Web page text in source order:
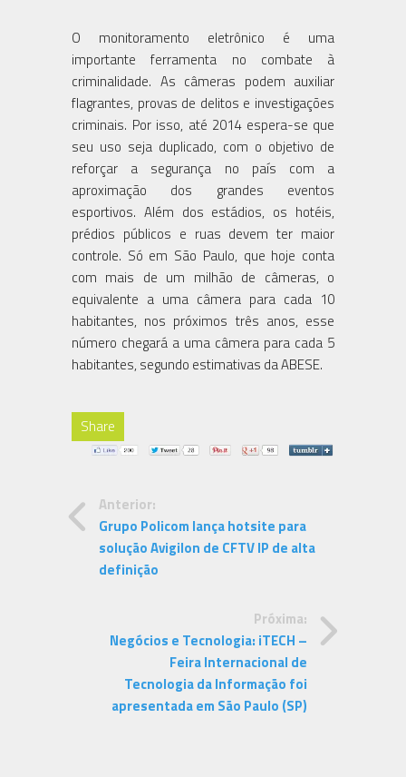
O monitoramento eletrônico é uma
importante ferramenta no combate à
criminalidade. As câmeras podem auxiliar
flagrantes, provas de delitos e investigações
criminais. Por isso, até 2014 espera-se que
seu uso seja duplicado, com o objetivo de
reforçar a segurança no país com a
aproximação dos grandes eventos
esportivos. Além dos estádios, os hotéis,
prédios públicos e ruas devem ter maior
controle. Só em São Paulo, que hoje conta
com mais de um milhão de câmeras, o
equivalente a uma câmera para cada 10
habitantes, nos próximos três anos, esse
número chegará a uma câmera para cada 5
habitantes, segundo estimativas da ABESE.
Share
Anterior:
Grupo Policom lança hotsite para
solução Avigilon de CFTV IP de alta
definição
Próxima:
Negócios e Tecnologia: iTECH –
Feira Internacional de
Tecnologia da Informação foi
apresentada em São Paulo (SP)